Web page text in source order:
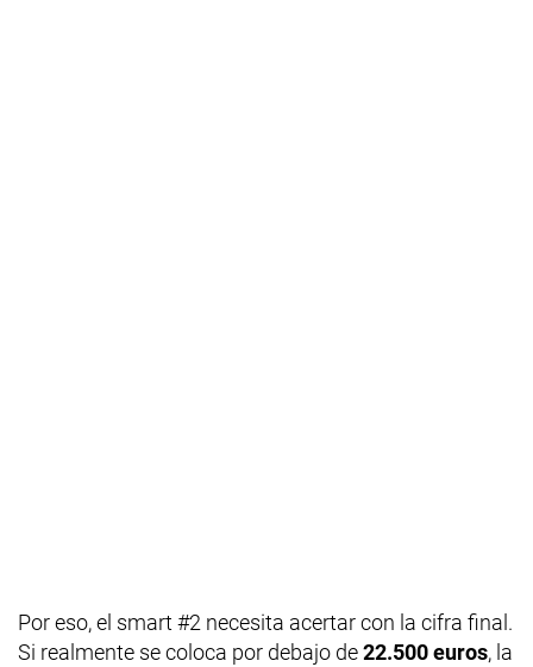
Por eso, el smart #2 necesita acertar con la cifra final.
Si realmente se coloca por debajo de22.500 euros, la